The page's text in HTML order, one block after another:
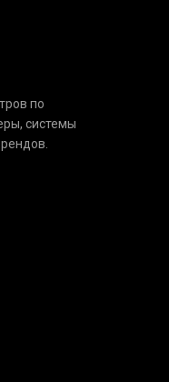
по
системы
нами
— выберите